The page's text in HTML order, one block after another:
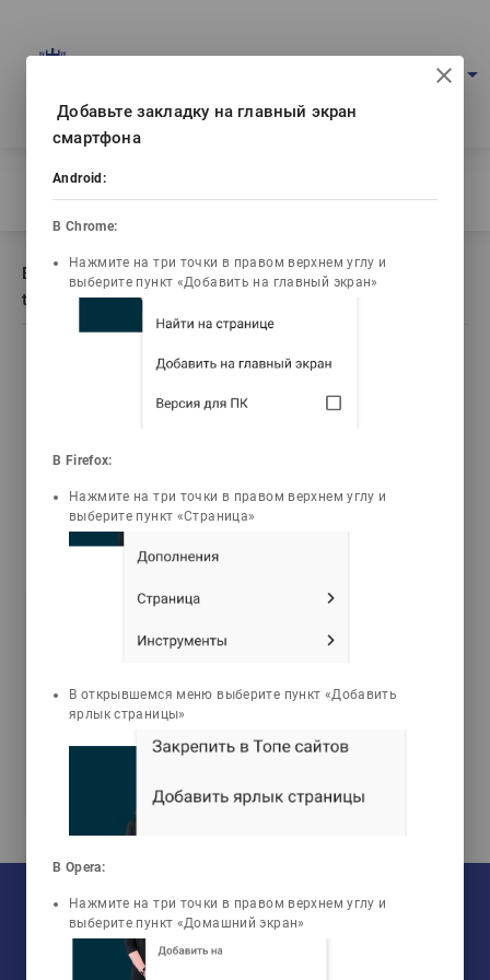
Eng arrow_drop_down
Home
/
Book description Information and communication technologies
Book description Information and communication
technologies
library_books video_library
live_help
Мусина Алла
Александровна
technologies
Мы сотрудничаем с33университетами
У нас обучается960групп
Зарегистрировано50759
456805 элементов
Мы в соцсетях:
Добавьте закладку на главный экран
смартфона
Android:
В Chrome:
Нажмите на три точки в правом верхнем углу и
выберите пункт «Добавить на главный экран»
В Firefox:
Нажмите на три точки в правом верхнем углу и
выберите пункт «Страница»
В открывшемся меню выберите пункт «Добавить
ярлык страницы»
В Opera:
Нажмите на три точки в правом верхнем углу и
выберите пункт «Домашний экран»